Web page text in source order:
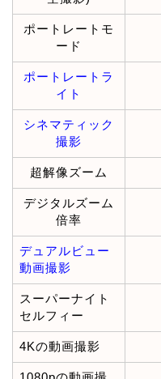
ポートレートモ
ード
ポートレートラ
イト
シネマティック
撮影
超解像ズーム
デジタルズーム
倍率
デュアルビュー
動画撮影
スーパーナイト
セルフィー
4Kの動画撮影